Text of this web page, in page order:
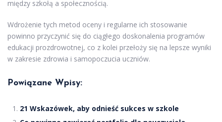
między szkołą a społecznością.
Wdrożenie tych metod oceny i regularne ich stosowanie
powinno przyczynić się do ciągłego doskonalenia programów
edukacji prozdrowotnej, co z kolei przełoży się na lepsze wyniki
w zakresie zdrowia i samopoczucia uczniów.
Powiązane Wpisy:
21 Wskazówek, aby odnieść sukces w szkole